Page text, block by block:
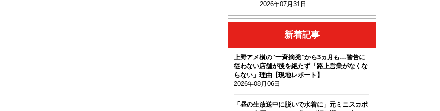
2026年07月31日
新着記事
上野アメ横の“一斉摘発”から3ヵ月も…警告に
従わない店舗が後を絶たず「路上営業がなくな
らない」理由【現地レポート】
2026年08月06日
「昼の生放送中に脱いで水着に」元ミニスカポ